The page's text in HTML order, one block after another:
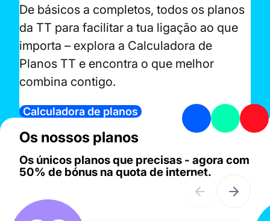
De básicos a completos, todos os planos
da TT para facilitar a tua ligação ao que
importa – explora a Calculadora de
Planos TT e encontra o que melhor
combina contigo.
Calculadora de planos
Os nossos planos
Os únicos planos que precisas - agora com
50% de bónus na quota de internet.